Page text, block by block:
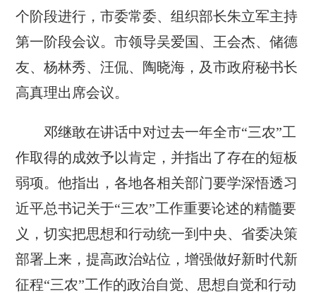
个阶段进行，市委常委、组织部长朱立军主持
第一阶段会议。市领导吴爱国、王会杰、储德
友、杨林秀、汪侃、陶晓海，及市政府秘书长
高真理出席会议。
邓继敢在讲话中对过去一年全市“三农”工
作取得的成效予以肯定，并指出了存在的短板
弱项。他指出，各地各相关部门要学深悟透习
近平总书记关于“三农”工作重要论述的精髓要
义，切实把思想和行动统一到中央、省委决策
部署上来，提高政治站位，增强做好新时代新
征程“三农”工作的政治自觉、思想自觉和行动